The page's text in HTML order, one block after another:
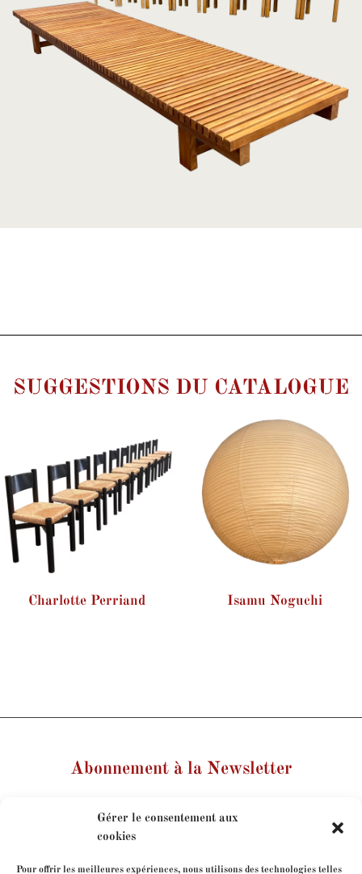
Gérer le consentement aux
cookies
Pour offrir les meilleures expériences, nous utilisons des technologies telles
SUGGESTIONS DU CATALOGUE
Charlotte Perriand Isamu Noguchi
Abonnement à la Newsletter